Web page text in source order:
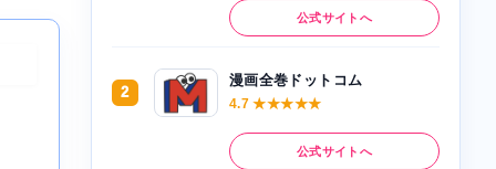
公式サイトへ
2
漫画全巻ドットコム
4.7 ★★★★★
公式サイトへ